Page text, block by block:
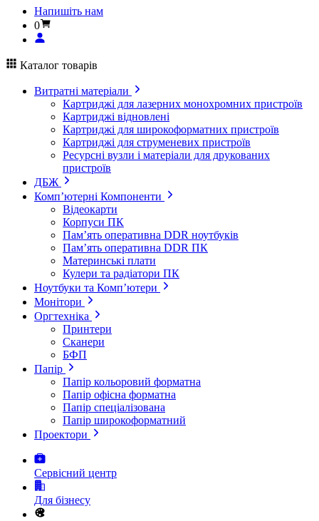
Напишіть нам
0
Каталог товарів
Витратні матеріали
Картриджі для лазерних монохромних пристроїв
Картриджі відновлені
Картриджі для широкоформатних пристроїв
Картриджі для струменевих пристроїв
Ресурсні вузли і матеріали для друкованих
пристроїв
ДБЖ
Комп’ютерні Компоненти
Відеокарти
Корпуси ПК
Пам’ять оперативна DDR ноутбуків
Пам’ять оперативна DDR ПК
Материнські плати
Кулери та радіатори ПК
Ноутбуки та Комп’ютери
Монітори
Оргтехніка
Принтери
Сканери
БФП
Папір
Папір кольоровий форматна
Папір офісна форматна
Папір спеціалізована
Папір широкоформатний
Проектори
Сервісний центр
Для бізнесу